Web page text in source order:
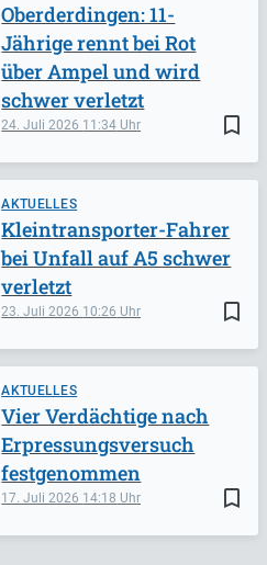
bookmark_border
24. Juli 2026 11:34
Oberderdingen: 11-
Jährige rennt bei Rot
über Ampel und wird
schwer verletzt
AKTUELLES
bookmark_border
23. Juli 2026 10:26
Kleintransporter-Fahrer
bei Unfall auf A5 schwer
verletzt
AKTUELLES
bookmark_border
17. Juli 2026 14:18
Vier Verdächtige nach
Erpressungsversuch
festgenommen